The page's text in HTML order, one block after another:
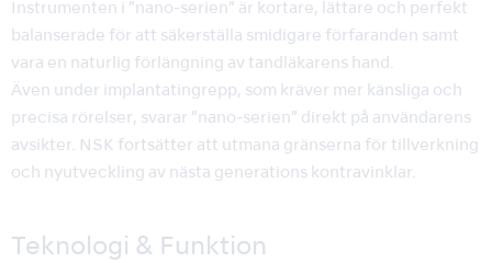
Instrumenten i ”nano-serien” är kortare, lättare och perfekt
balanserade för att säkerställa smidigare förfaranden samt
vara en naturlig förlängning av tandläkarens hand.
Även under implantatingrepp, som kräver mer känsliga och
precisa rörelser, svarar ”nano-serien” direkt på användarens
avsikter. NSK fortsätter att utmana gränserna för tillverkning
och nyutveckling av nästa generations kontravinklar.
Teknologi & Funktion